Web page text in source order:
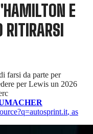
E
RITIRARSI
farsi da parte per
per Lewis un 2026
, as